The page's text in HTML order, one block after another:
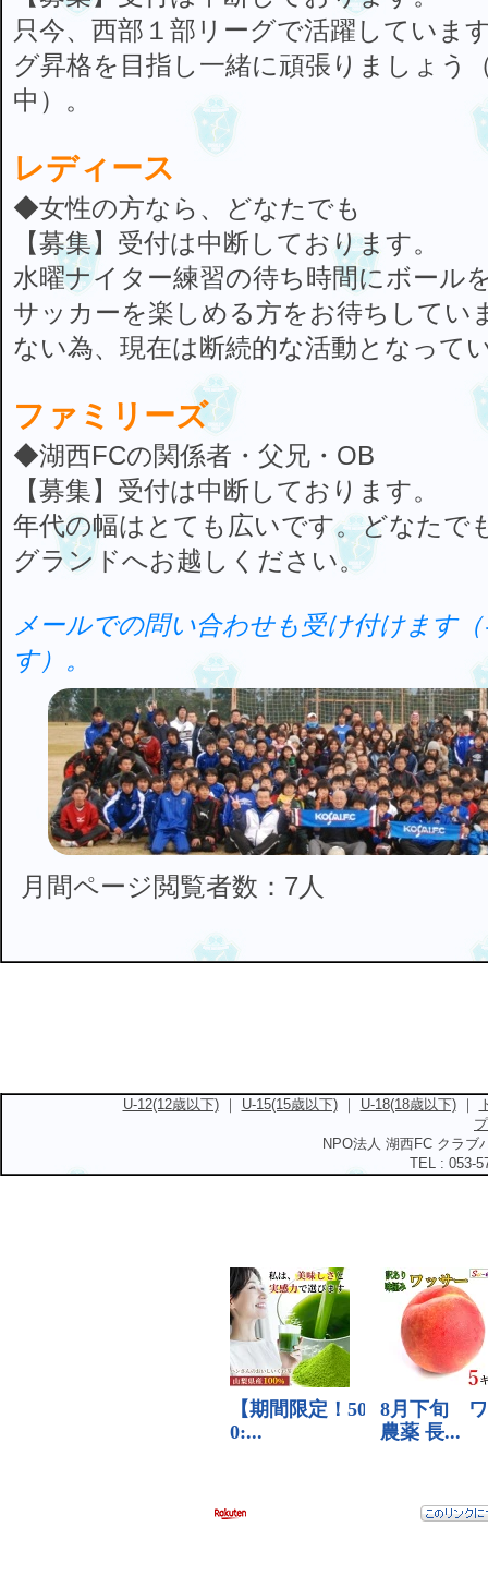
只今、西部１部リーグで活躍していま
グ昇格を目指し一緒に頑張りましょう
中）。
レディース
◆女性の方なら、どなたでも
【募集】受付は中断しております。
水曜ナイター練習の待ち時間にボール
サッカーを楽しめる方をお待ちしてい
ない為、現在は断続的な活動となって
ファミリーズ
◆湖西FCの関係者・父兄・OB
【募集】受付は中断しております。
年代の幅はとても広いです。どなたで
グランドへお越しください。
メールでの問い合わせも受け付けます
す）。
月間ページ閲覧者数：7人
U-12(12歳以下)｜ U-15(15歳以下)｜ U-18(18歳以下)｜
NPO法人 湖西FC クラ
TEL : 053-